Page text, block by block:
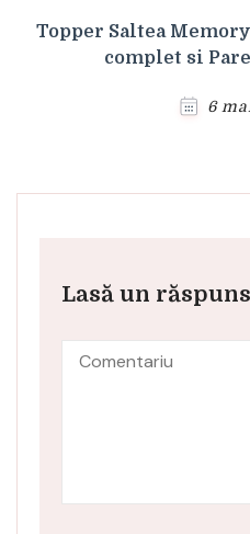
Topper Saltea
complet si
6
Lasă un răspuns